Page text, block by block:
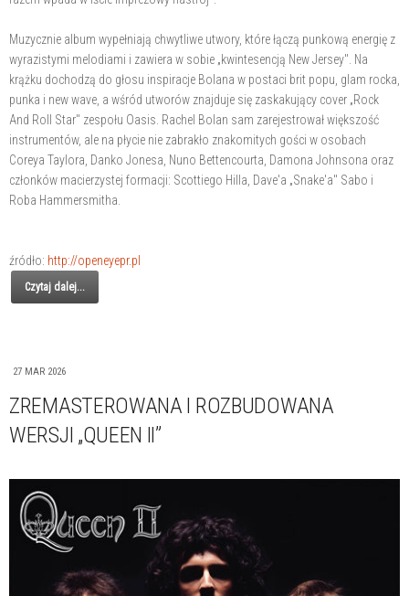
Muzycznie album wypełniają chwytliwe utwory, które łączą punkową energię z
wyrazistymi melodiami i zawiera w sobie „kwintesencją New Jersey". Na
krążku dochodzą do głosu inspiracje Bolana w postaci brit popu, glam rocka,
punka i new wave, a wśród utworów znajduje się zaskakujący cover „Rock
And Roll Star" zespołu Oasis. Rachel Bolan sam zarejestrował większość
instrumentów, ale na płycie nie zabrakło znakomitych gości w osobach
Coreya Taylora, Danko Jonesa, Nuno Bettencourta, Damona Johnsona oraz
członków macierzystej formacji: Scottiego Hilla, Dave'a „Snake'a" Sabo i
Roba Hammersmitha.
źródło: http://openeyepr.pl
Czytaj dalej...
27 MAR 2026
ZREMASTEROWANA I ROZBUDOWANA
WERSJI „QUEEN II”